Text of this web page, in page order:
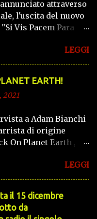
attraverso
l'uscita del nuovo
Vis Pacem Para
L'album conterrà 13
dalla stessa
LEGGI
EARTH!
2021
a Adam Bianchi
di origine
On Planet Earth ,
pop dalle sonorità
: Ciao Adam,
Adam : Ciao
si chiama Stuck
da una città
LEGGI
il 15 dicembre
da